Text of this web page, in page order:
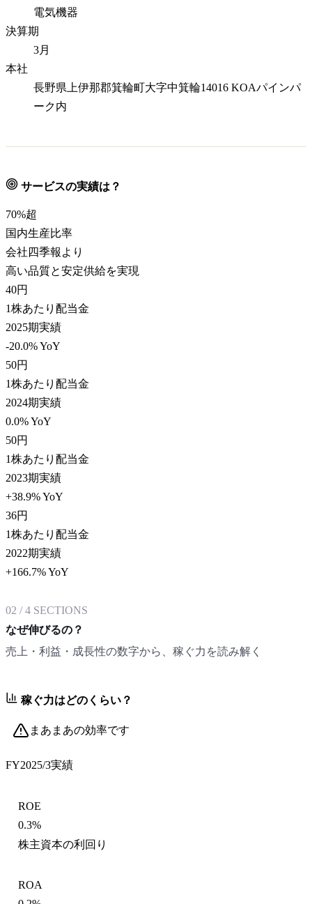
電気機器
決算期
3月
本社
長野県上伊那郡箕輪町大字中箕輪14016 KOAパインパ
ーク内
サービスの実績は？
70%超
国内生産比率
会社四季報より
高い品質と安定供給を実現
40円
1株あたり配当金
2025期実績
-20.0% YoY
50円
1株あたり配当金
2024期実績
0.0% YoY
50円
1株あたり配当金
2023期実績
+38.9% YoY
36円
1株あたり配当金
2022期実績
+166.7% YoY
02 /4 SECTIONS
なぜ伸びるの？
売上・利益・成長性の数字から、稼ぐ力を読み解く
稼ぐ力はどのくらい？
まあまあの効率です
FY2025/3実績
ROE
0.3%
株主資本の利回り
ROA